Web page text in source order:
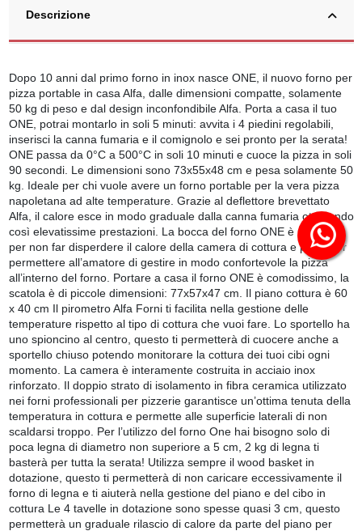
Descrizione
Dopo 10 anni dal primo forno in inox nasce ONE, il nuovo forno per
pizza portable in casa Alfa, dalle dimensioni compatte, solamente
50 kg di peso e dal design inconfondibile Alfa. Porta a casa il tuo
ONE, potrai montarlo in soli 5 minuti: avvita i 4 piedini regolabili,
inserisci la canna fumaria e il comignolo e sei pronto per la serata!
ONE passa da 0°C a 500°C in soli 10 minuti e cuoce la pizza in soli
90 secondi. Le dimensioni sono 73x55x48 cm e pesa solamente 50
kg. Ideale per chi vuole avere un forno portable per la vera pizza
napoletana ad alte temperature. Grazie al deflettore brevettato
Alfa, il calore esce in modo graduale dalla canna fumaria ottenendo
così elevatissime prestazioni. La bocca del forno ONE è perfetta
per non far disperdere il calore della camera di cottura e per poter
permettere all’amatore di gestire in modo confortevole la pizza
all’interno del forno. Portare a casa il forno ONE è comodissimo, la
scatola è di piccole dimensioni: 77x57x47 cm. Il piano cottura è 60
x 40 cm Il pirometro Alfa Forni ti facilita nella gestione delle
temperature rispetto al tipo di cottura che vuoi fare. Lo sportello ha
uno spioncino al centro, questo ti permetterà di cuocere anche a
sportello chiuso potendo monitorare la cottura dei tuoi cibi ogni
momento. La camera è interamente costruita in acciaio inox
rinforzato. Il doppio strato di isolamento in fibra ceramica utilizzato
nei forni professionali per pizzerie garantisce un’ottima tenuta della
temperatura in cottura e permette alle superficie laterali di non
scaldarsi troppo. Per l’utilizzo del forno One hai bisogno solo di
poca legna di diametro non superiore a 5 cm, 2 kg di legna ti
basterà per tutta la serata! Utilizza sempre il wood basket in
dotazione, questo ti permetterà di non caricare eccessivamente il
forno di legna e ti aiuterà nella gestione del piano e del cibo in
cottura Le 4 tavelle in dotazione sono spesse quasi 3 cm, questo
permetterà un graduale rilascio di calore da parte del piano per